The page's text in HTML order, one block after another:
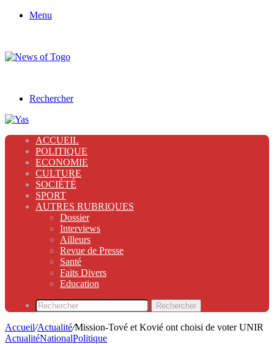
Menu
Rechercher
ACCUEIL
POLITIQUE
ECONOMIE
CULTURE
SOCIÉTÉ
SPORT
AUTRES RUBRIQUES
Dossier
Interviews
Ailleurs
Revue de Presse
Santé
Faits Divers
Education
Rechercher
Accueil/Actualité/Mission-Tové et Kovié ont choisi de voter UNIR
ActualitéNationalPolitique